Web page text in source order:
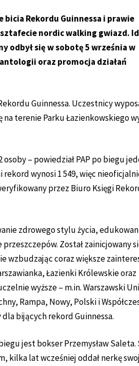
bicia Rekordu Guinnessa i prawie
nordic walking gwiazd.
odbył się w sobotę 5 września w
oraz promocja działań
Guinnessa. Uczestnicy
terenie Parku Łazienkowskiego
– powiedział PAP po biegu
wynosi 1 549, więc
przez Biuro Księgi
zdrowego stylu życia,
Został zainicjowany
wzbudzając coraz większe
Łazienki Królewskie oraz
wyższe – m.in. Warszawski
Rampa, Nowy, Polski i
bijących rekord Guinnessa.
jest bokser Przemysław
kilka lat wcześniej oddał nerkę